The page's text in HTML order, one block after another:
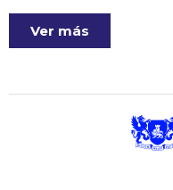
Ver más